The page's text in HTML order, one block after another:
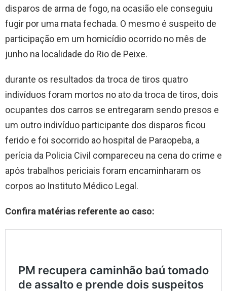
disparos de arma de fogo, na ocasião ele conseguiu
fugir por uma mata fechada. O mesmo é suspeito de
participação em um homicídio ocorrido no mês de
junho na localidade do Rio de Peixe.
durante os resultados da troca de tiros quatro
indivíduos foram mortos no ato da troca de tiros, dois
ocupantes dos carros se entregaram sendo presos e
um outro indivíduo participante dos disparos ficou
ferido e foi socorrido ao hospital de Paraopeba, a
perícia da Policia Civil compareceu na cena do crime e
após trabalhos periciais foram encaminharam os
corpos ao Instituto Médico Legal.
Confira matérias referente ao caso: